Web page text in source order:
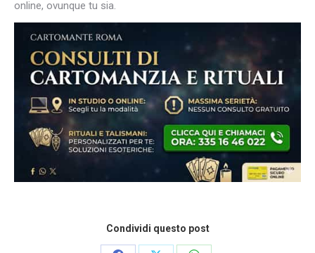
online, ovunque tu sia.
Condividi questo post